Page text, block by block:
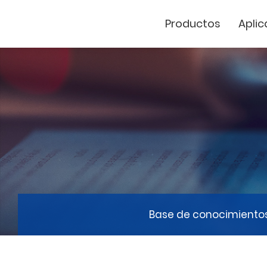
Productos
Marcador Láser
Base de